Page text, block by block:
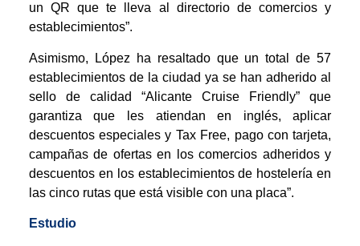
un QR que te lleva al directorio de comercios y
establecimientos”.
Asimismo, López ha resaltado que un total de 57
establecimientos de la ciudad ya se han adherido al
sello de calidad “Alicante Cruise Friendly” que
garantiza que les atiendan en inglés, aplicar
descuentos especiales y Tax Free, pago con tarjeta,
campañas de ofertas en los comercios adheridos y
descuentos en los establecimientos de hostelería en
las cinco rutas que está visible con una placa”.
Estudio